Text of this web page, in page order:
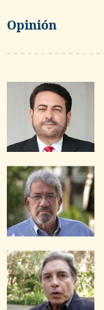
Opinión